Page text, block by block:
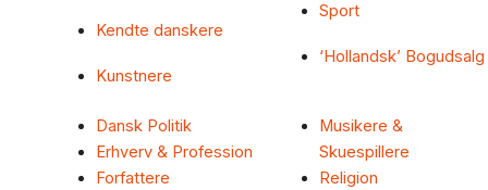
Kendte danskere
Kunstnere
Sport
‘Hollandsk’ Bogudsalg
Dansk Politik
Erhverv & Profession
Forfattere
Musikere &
Skuespillere
Religion